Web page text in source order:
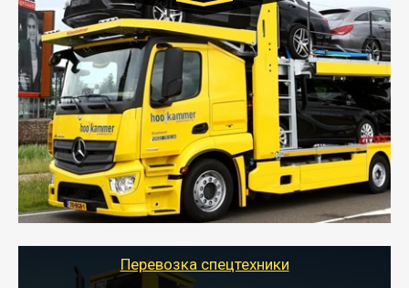
Цена за км. Рассчитывается
индивидуально
- Перевозка автовозом от Тайгер Логистик – это
быстрый и безопасный способ доставить несколько
легковых автомобилей за одну поездку в другой
город.
- Наша транспортная компания организует доставку
машин автовозом, подобрав оптимальный маршрут с
учетом всех особенности по пути следования.
Перевозка спецтехники